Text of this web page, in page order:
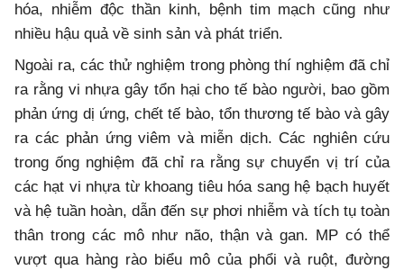
hóa, nhiễm độc thần kinh, bệnh tim mạch cũng như
nhiều hậu quả về sinh sản và phát triển.
Ngoài ra, các thử nghiệm trong phòng thí nghiệm đã chỉ
ra rằng vi nhựa gây tổn hại cho tế bào người, bao gồm
phản ứng dị ứng, chết tế bào, tổn thương tế bào và gây
ra các phản ứng viêm và miễn dịch. Các nghiên cứu
trong ống nghiệm đã chỉ ra rằng sự chuyển vị trí của
các hạt vi nhựa từ khoang tiêu hóa sang hệ bạch huyết
và hệ tuần hoàn, dẫn đến sự phơi nhiễm và tích tụ toàn
thân trong các mô như não, thận và gan. MP có thể
vượt qua hàng rào biểu mô của phổi và ruột, đường